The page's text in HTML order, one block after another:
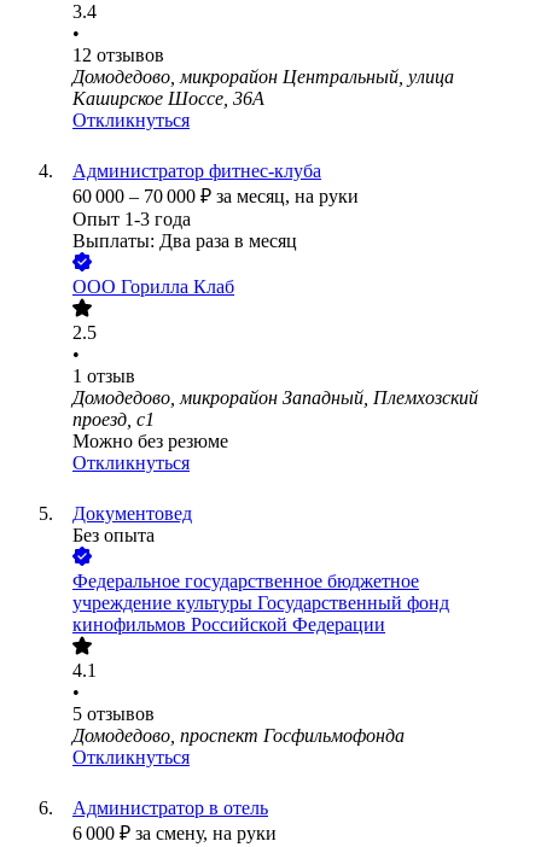
3.4
•
12 отзывов
Домодедово, микрорайон Центральный, улица
Каширское Шоссе, 36А
Откликнуться
Администратор фитнес-клуба
60 000 – 70 000 ₽ за месяц, на руки
Опыт 1-3 года
Выплаты: Два раза в месяц
ООО Горилла Клаб
2.5
•
1 отзыв
Домодедово, микрорайон Западный, Племхозский
проезд, с1
Можно без резюме
Откликнуться
Документовед
Без опыта
Федеральное государственное бюджетное
учреждение культуры Государственный фонд
кинофильмов Российской Федерации
4.1
•
5 отзывов
Домодедово, проспект Госфильмофонда
Откликнуться
Администратор в отель
6 000 ₽ за смену, на руки